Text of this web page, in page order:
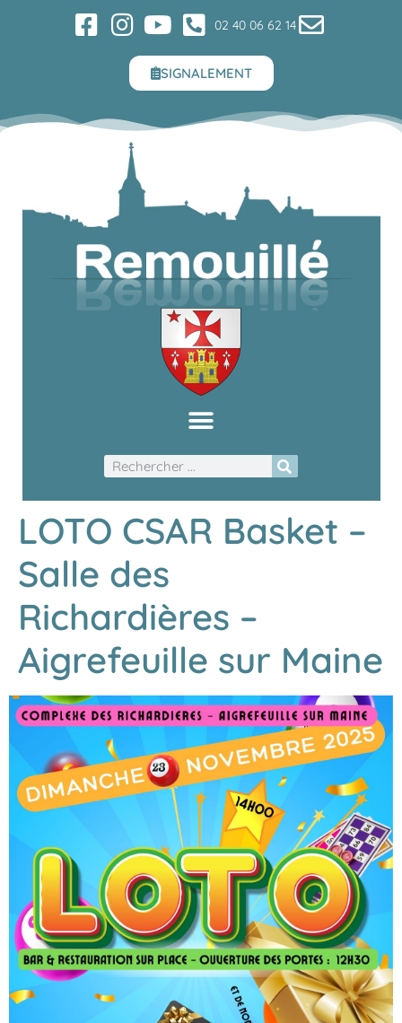
02 40 06 62 14
SIGNALEMENT
LOTO CSAR Basket –
Salle des
Richardières –
Aigrefeuille sur Maine